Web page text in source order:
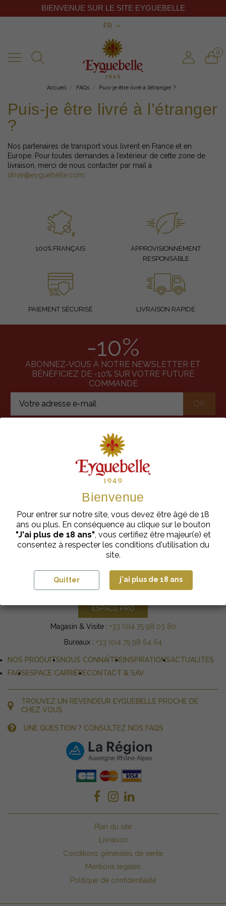
FR
0
BIENVENUE SUR LE SITE EYGUEBELLE
Accueil FAQs Puis-je être livré à l’étranger ?
Puis-je être livré à l’étranger
?
Nos partenaires de transport vous livrent en France et en
Europe. Pour toutes demandes à l’extérieur de cette zone de
livraison, merci de nous contacter par mail à
drive@eyguebelle.com
100% FRANÇAIS
APPROVISIONNEMENT
RESPONSABLE
PAIEMENT SÉCURISÉ LIVRAISON RAPIDE
-10%
ABONNEZ-VOUS À NOTRE NEWSLETTER ET
BÉNÉFICIEZ DE -10% SUR VOTRE FUTURE
COMMANDE
Votre adresse email sera utilisée uniquement pour vous envoyer nos
newsletters et offres promotionnelles. Vous pouvez vous désabonner à tout
moment en utilisant le lien de désabonnement intégré à la newsletter. Pour
en savoir plus sur l'utilisation de vos données personnelles,
Domaine Eyguebelle
3 chemin de la Méjeonne
NOUS CONTACTER
ESPACE PRO
Magasin & Visite : +33 (0)4 75 98 03 80
Bureaux : +33 (0)4 75 98 64 64
NOS PRODUITSNOUS CONNAÎTRE INSPIRATIONSACTUALITÉS
FAQSESPACE CARRIÈRECONTACT & SAV
TROUVEZ UN REVENDEUR EYGUEBELLE PROCHE DE
CHEZ VOUS
UNE QUESTION ? CONSULTEZ NOS FAQS
Plan du site
Livraison
Conditions générales de vente
Mentions légales
Politique de confidentialité
Bienvenue
Pour entrer sur notre site, vous devez être âgé de 18
ans ou plus. En conséquence au clique sur le bouton
"J'ai plus de 18 ans", vous certifiez être majeur(e) et
consentez à respecter les conditions d'utilisation du
site.
Quitter j'ai plus de 18 ans